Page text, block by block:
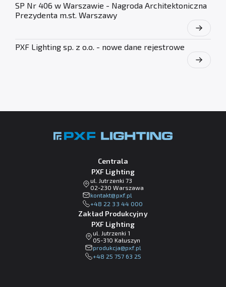
SP Nr 406 w Warszawie - Nagroda Architektoniczna
Prezydenta m.st. Warszawy
PXF Lighting sp. z o.o. - nowe dane rejestrowe
Centrala
PXF Lighting
ul. Jutrzenki 73
02-230 Warszawa
lp.fxp@tkatnok
+48 22 33 44 000
Zakład Produkcyjny
PXF Lighting
ul. Jutrzenki 1
05-310 Kałuszyn
lp.fxp@ajckudorp
+48 25 757 63 25